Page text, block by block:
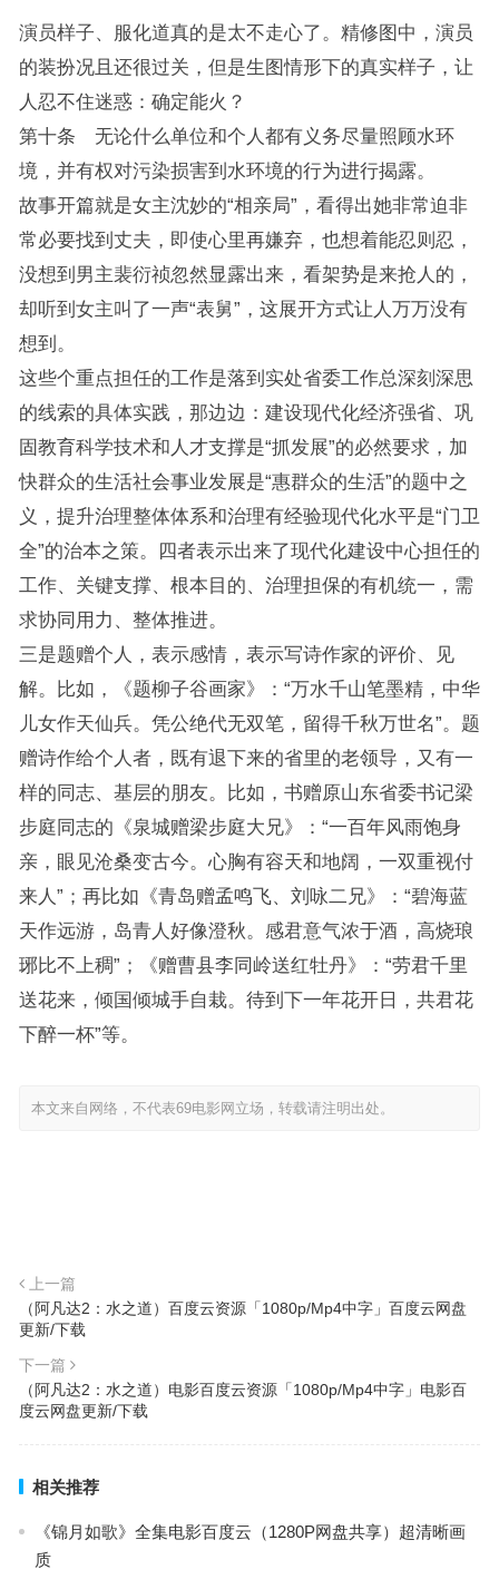
演员样子、服化道真的是太不走心了。精修图中，演员
的装扮况且还很过关，但是生图情形下的真实样子，让
人忍不住迷惑：确定能火？
第十条 无论什么单位和个人都有义务尽量照顾水环
境，并有权对污染损害到水环境的行为进行揭露。
故事开篇就是女主沈妙的“相亲局”，看得出她非常迫非
常必要找到丈夫，即使心里再嫌弃，也想着能忍则忍，
没想到男主裴衍祯忽然显露出来，看架势是来抢人的，
却听到女主叫了一声“表舅”，这展开方式让人万万没有
想到。
这些个重点担任的工作是落到实处省委工作总深刻深思
的线索的具体实践，那边边：建设现代化经济强省、巩
固教育科学技术和人才支撑是“抓发展”的必然要求，加
快群众的生活社会事业发展是“惠群众的生活”的题中之
义，提升治理整体体系和治理有经验现代化水平是“门卫
全”的治本之策。四者表示出来了现代化建设中心担任的
工作、关键支撑、根本目的、治理担保的有机统一，需
求协同用力、整体推进。
三是题赠个人，表示感情，表示写诗作家的评价、见
解。比如，《题柳子谷画家》：“万水千山笔墨精，中华
儿女作天仙兵。凭公绝代无双笔，留得千秋万世名”。题
赠诗作给个人者，既有退下来的省里的老领导，又有一
样的同志、基层的朋友。比如，书赠原山东省委书记梁
步庭同志的《泉城赠梁步庭大兄》：“一百年风雨饱身
亲，眼见沧桑变古今。心胸有容天和地阔，一双重视付
来人”；再比如《青岛赠孟鸣飞、刘咏二兄》：“碧海蓝
天作远游，岛青人好像澄秋。感君意气浓于酒，高烧琅
琊比不上稠”；《赠曹县李同岭送红牡丹》：“劳君千里
送花来，倾国倾城手自栽。待到下一年花开日，共君花
下醉一杯”等。
本文来自网络，不代表69电影网立场，转载请注明出处。
上一篇
（阿凡达2：水之道）百度云资源「1080p/Mp4中字」百度云网盘
更新/下载
下一篇
（阿凡达2：水之道）电影百度云资源「1080p/Mp4中字」电影百
度云网盘更新/下载
相关推荐
《锦月如歌》全集电影百度云（1280P网盘共享）超清晰画
质